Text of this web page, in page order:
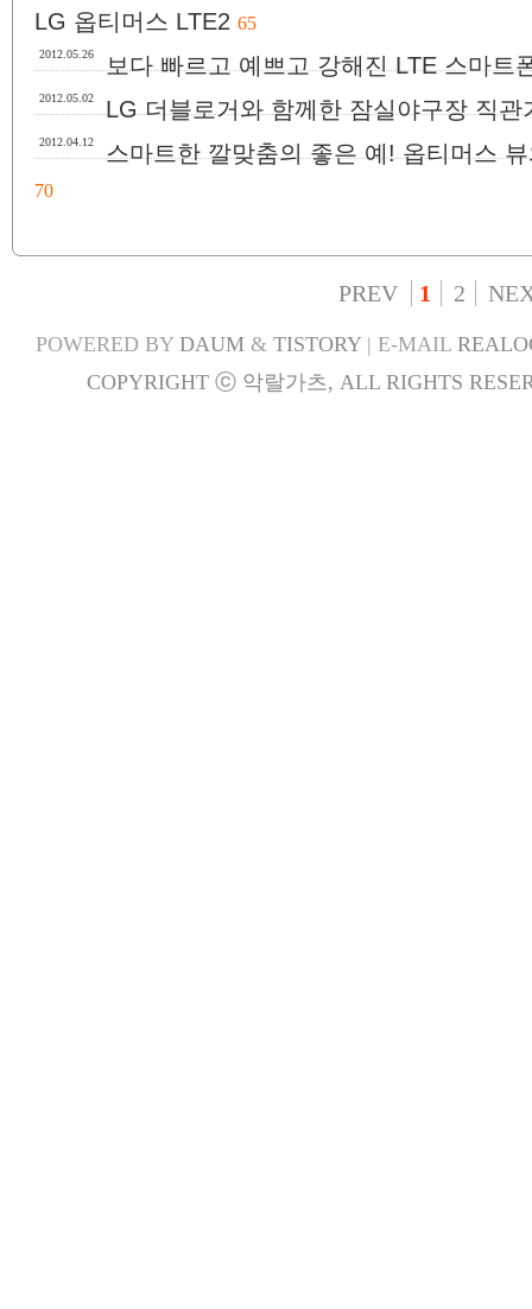
LG 옵티머스 LTE2 65
2012.05.26 보다 빠르고 예쁘고 강해진 LTE 스마트
2012.05.02 LG 더블로거와 함께한 잠실야구장 직관
2012.04.12 스마트한 깔맞춤의 좋은 예! 옵티머스
70
PREV 1 2
POWERED BY DAUM& TISTORY| E-MAIL
COPYRIGHT ⓒ 악랄가츠, ALL RIGHTS